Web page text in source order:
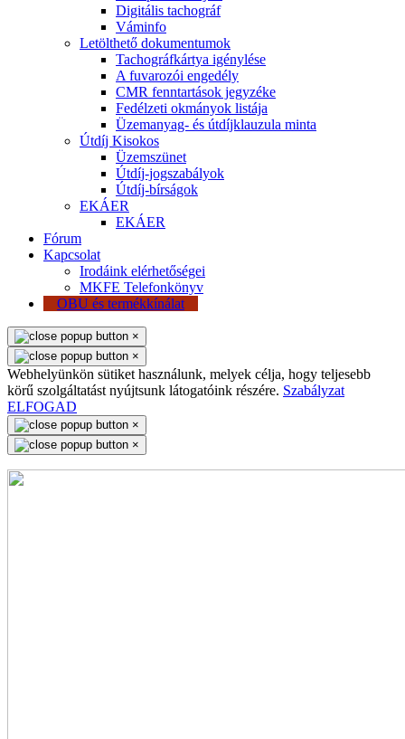
Digitális tachográf
Váminfo
Letölthető dokumentumok
Tachográfkártya igénylése
A fuvarozói engedély
CMR fenntartások jegyzéke
Fedélzeti okmányok listája
Üzemanyag- és útdíjklauzula minta
Útdíj Kisokos
Üzemszünet
Útdíj-jogszabályok
Útdíj-bírságok
EKÁER
EKÁER
Fórum
Kapcsolat
Irodáink elérhetőségei
MKFE Telefonkönyv
OBU és termékkínálat
×
×
Webhelyünkön sütiket használunk, melyek célja, hogy teljesebb
körű szolgáltatást nyújtsunk látogatóink részére. Szabályzat
ELFOGAD
×
×